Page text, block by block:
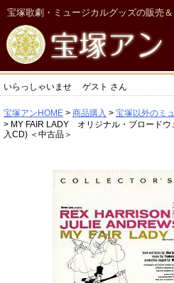
宝塚歌劇・ミュージカルグッズの販売
いらっしゃいませ ゲスト さん
宝塚アンHOME 商品購入 宝塚以外のミ
MY FAIR LADY オリジナル・ブロード
入CD) ＜中古品＞